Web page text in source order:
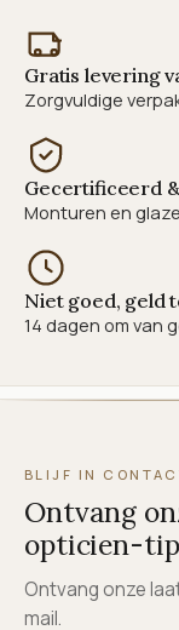
Gratis levering
Zorgvuldige
Gecertificeerd
Monturen en
Niet goed, geld
14 dagen om van
BLIJF IN
Ontvang
opticien-
Ontvang onze
mail.